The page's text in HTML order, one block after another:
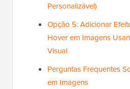
Personalizável)
Opção 5: Adicionar
Hover em Imagens
Visual
Perguntas Frequentes
em Imagens